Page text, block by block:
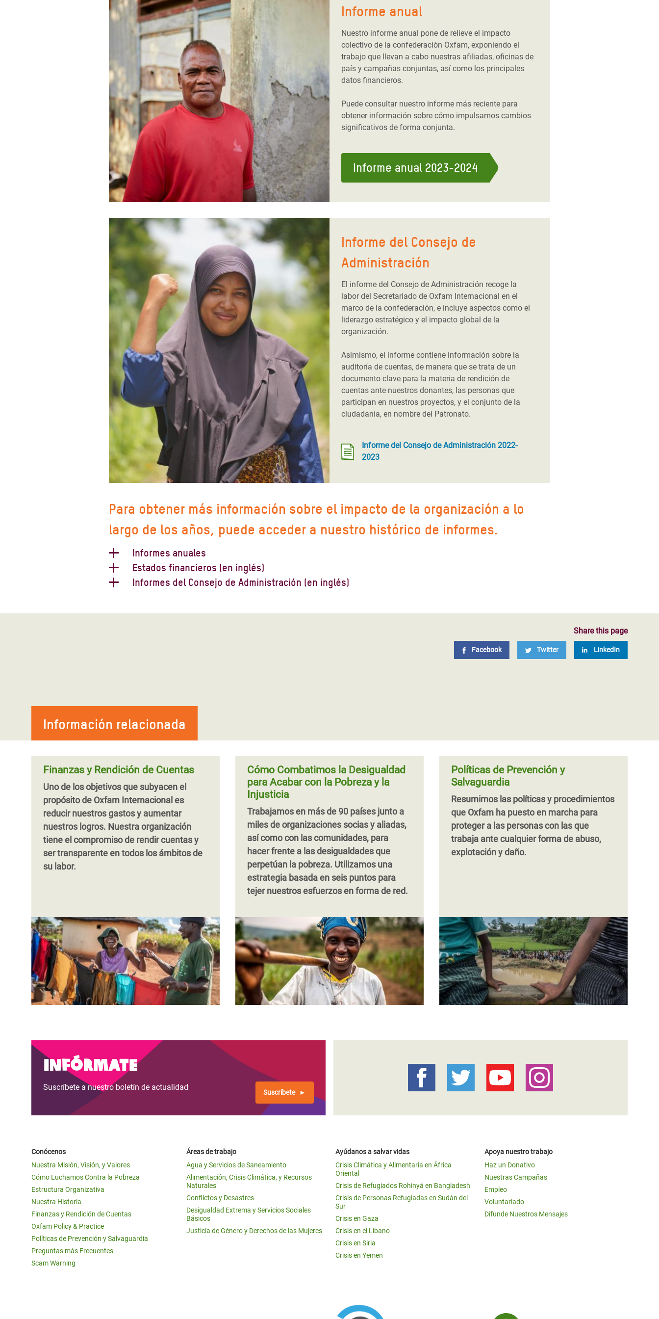
Informe anual
Nuestro informe anual pone de relieve el impacto
colectivo de la confederación Oxfam, exponiendo el
trabajo que llevan a cabo nuestras afiliadas, oficinas de
país y campañas conjuntas, así como los principales
datos financieros.
Puede consultar nuestro informe más reciente para
obtener información sobre cómo impulsamos cambios
significativos de forma conjunta.
Informe anual 2023-2024
Informe del Consejo de
Administración
El informe del Consejo de Administración recoge la
labor del Secretariado de Oxfam Internacional en el
marco de la confederación, e incluye aspectos como el
liderazgo estratégico y el impacto global de la
organización.
Asimismo, el informe contiene información sobre la
auditoría de cuentas, de manera que se trata de un
documento clave para la materia de rendición de
cuentas ante nuestros donantes, las personas que
participan en nuestros proyectos, y el conjunto de la
ciudadanía, en nombre del Patronato.
Informe del Consejo de Administración 2022-
2023
Para obtener más información sobre el impacto de la organización a lo
largo de los años, puede acceder a nuestro histórico de informes.
Informes anuales
Informe anual 2022-2023
Informe anual 2021-2022
Informe anual 2014-2015
Informe anual 2012-2013
Informe anual 2011-2012
Estados financieros (en inglés)
Estados financieros 2019-2020
Estados financieros 2013-2014
Estados financieros 2012-2013
Informes del Consejo de Administración (en inglés)
Share this page
Facebook Twitter LinkedIn
Información relacionada
Finanzas y Rendición de Cuentas
Uno de los objetivos que subyacen el
propósito de Oxfam Internacional es
reducir nuestros gastos y aumentar
nuestros logros. Nuestra organización
tiene el compromiso de rendir cuentas y
ser transparente en todos los ámbitos de
su labor.
Cómo Combatimos la Desigualdad
para Acabar con la Pobreza y la
Injusticia
Trabajamos en más de 90 países junto a
miles de organizaciones socias y aliadas,
así como con las comunidades, para
hacer frente a las desigualdades que
perpetúan la pobreza. Utilizamos una
estrategia basada en seis puntos para
tejer nuestros esfuerzos en forma de red.
Políticas de Prevención y
Salvaguardia
Resumimos las políticas y procedimientos
que Oxfam ha puesto en marcha para
proteger a las personas con las que
trabaja ante cualquier forma de abuso,
explotación y daño.
Infórmate
Suscríbete a nuestro boletín de actualidad
Suscríbete
Conócenos
Nuestra Misión, Visión, y Valores
Cómo Luchamos Contra la Pobreza
Estructura Organizativa
Nuestra Historia
Finanzas y Rendición de Cuentas
Oxfam Policy & Practice
Políticas de Prevención y Salvaguardia
Preguntas más Frecuentes
Scam Warning
Áreas de trabajo
Agua y Servicios de Saneamiento
Alimentación, Crisis Climática, y Recursos
Naturales
Conflictos y Desastres
Desigualdad Extrema y Servicios Sociales
Básicos
Justicia de Género y Derechos de las Mujeres
Ayúdanos a salvar vidas
Crisis Climática y Alimentaria en África
Oriental
Crisis de Refugiados Rohinyá en Bangladesh
Crisis de Personas Refugiadas en Sudán del
Sur
Crisis en Gaza
Crisis en el Líbano
Crisis en Siria
Crisis en Yemen
Apoya nuestro trabajo
Haz un Donativo
Nuestras Campañas
Empleo
Voluntariado
Difunde Nuestros Mensajes